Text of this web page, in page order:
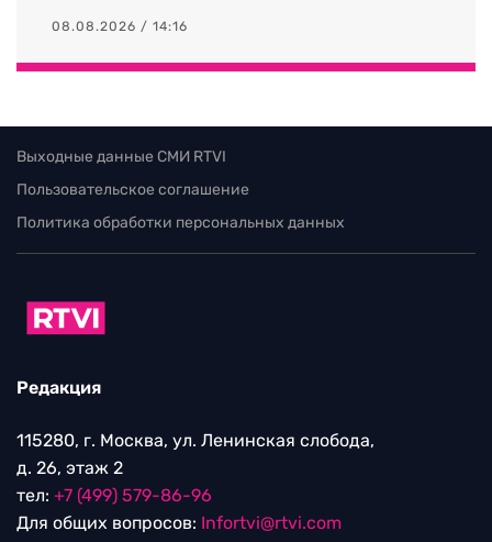
08.08.2026 / 14:16
Выходные данные СМИ RTVI
Пользовательское соглашение
Политика обработки персональных данных
Редакция
115280, г. Москва, ул. Ленинская слобода,
д. 26, этаж 2
тел: +7 (499) 579-86-96
Для общих вопросов: Infortvi@rtvi.com